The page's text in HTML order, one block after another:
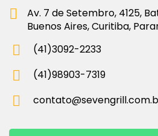
Av. 7 de Setembro, 4125,
Buenos Aires, Curitiba,
(41)3092-2233
(41)98903-7319